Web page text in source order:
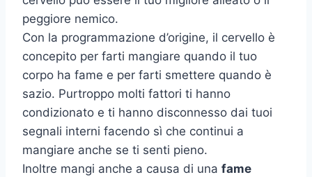
peggiore nemico.
Con la programmazione d’origine, il cervello è
concepito per farti mangiare quando il tuo
corpo ha fame e per farti smettere quando è
sazio. Purtroppo molti fattori ti hanno
condizionato e ti hanno disconnesso dai tuoi
segnali interni facendo sì che continui a
mangiare anche se ti senti pieno.
Inoltre mangi anche a causa di una fame